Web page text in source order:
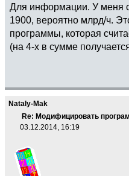
Для информации. У меня
1900, вероятно млрд/ч.
программы, которая
(на 4-х в сумме
Nataly-Mak
Re: Модифицировать
03.12.2014, 16:19